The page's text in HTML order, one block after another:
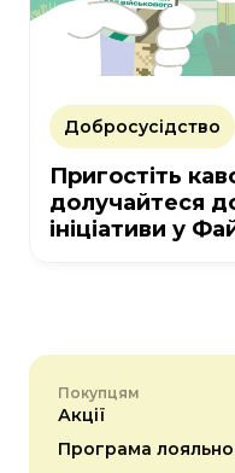
Добросусідство
Пригостіть
долучайтеся
ініціативи у
Покупцям
Акції
Програма